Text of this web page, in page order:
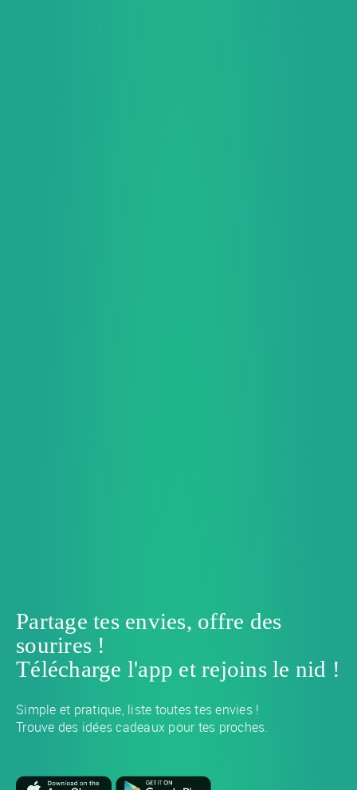
Partage tes envies, offre des
sourires !
Télécharge l'app et rejoins le nid !
Simple et pratique, liste toutes tes envies !
Trouve des idées cadeaux pour tes proches.